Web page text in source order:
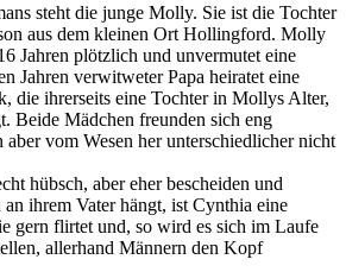
steht die junge Molly. Sie ist die Tochter
aus dem kleinen Ort Hollingford. Molly
Jahren plötzlich und unvermutet eine
Jahren verwitweter Papa heiratet eine
die ihrerseits eine Tochter in Mollys Alter,
Beide Mädchen freunden sich eng
aber vom Wesen her unterschiedlicher nicht
hübsch, aber eher bescheiden und
ihrem Vater hängt, ist Cynthia eine
gern flirtet und, so wird es sich im Laufe
allerhand Männern den Kopf